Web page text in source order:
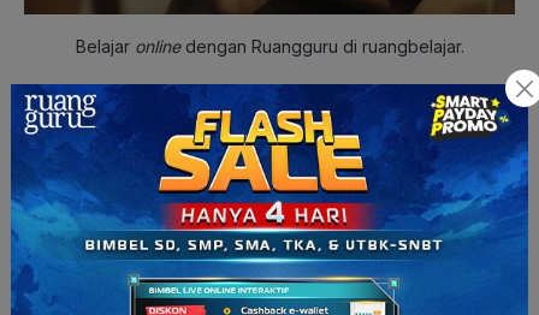
Belajar online dengan Ruangguru di ruangbelajar.
Karena pandemi sudah tidak semenyeramkan saat dulu kala,
beberapa dari kita mungkin sudah mulai terbiasa untuk
beraktivitas di luar rumah. Misalkan ke sekolah yang sudah
tatap muka, ke tempat les, ke rumah teman, dan sebagainya.
Dengan belajaronline,kita bisa belajar dari rumah, dari
berbagai sumber pula. Kamu juga bisa belajar jauh lebih
banyak hal daripada yang bisa dipelajari pada pertemuan